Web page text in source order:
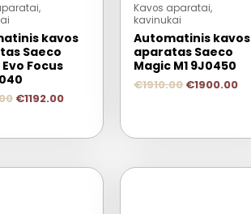
kavos
Saeco
Focus
€1192.00
Kavos aparatai,
kavinukai
Automatinis kavos
aparatas Saeco
Magic M1 9J0450
€1910.00€1900.00